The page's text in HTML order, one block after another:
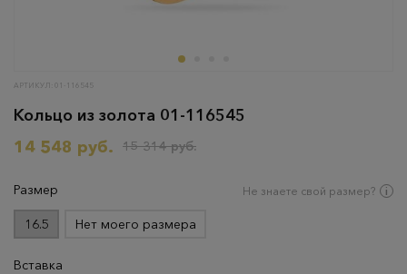
АРТИКУЛ: 01-116545
Кольцо из золота 01-116545
14 548 руб.
15 314 руб.
Размер Не знаете свой размер?
16.5 Нет моего размера
Вставка